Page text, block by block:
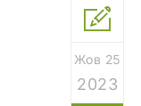
Жов 25
2023